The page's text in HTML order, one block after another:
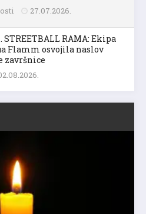
27.07.2026.
STREETBALL RAMA: Ekipa
Flamm osvojila naslov
završnice